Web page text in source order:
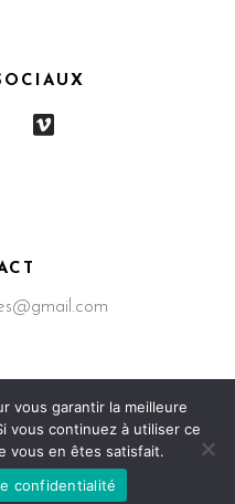
Tous droits réservés –
Confidentialité
vous garantir la meilleure
vous continuez à utiliser ce
vous en êtes satisfait.
confidentialité